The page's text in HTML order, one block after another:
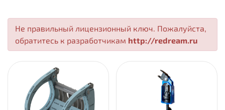
Не правильный лицензионный ключ. Пожалуйста,
обратитесь к разработчикам http://redream.ru